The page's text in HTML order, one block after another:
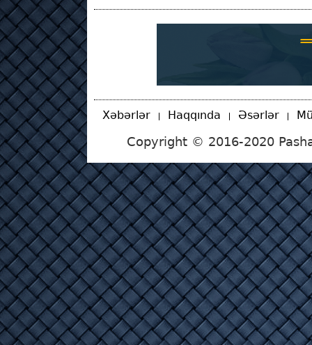
Xəbərlər Haqqında Əsərlər
Copyright © 2016-2020